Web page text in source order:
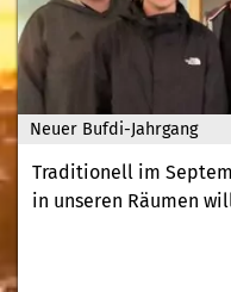
Neuer Bufdi-Jahrgang
Traditionell im
in unseren Räumen